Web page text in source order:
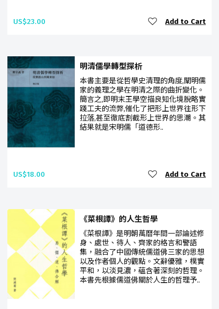
US$23.00 Add to Cart
明清儒學轉型探析
本書主要是從哲學史清理的角度,闡明儒
家的義理之學在明清之際的曲折變化。
簡言之,即明末王學空描良知化境脫略實
踐工夫的流弊,催化了把形上世界往形下
拉落,甚至徹底割截形上世界的思潮。其
結果就是宋明儒「道德形..
US$18.00 Add to Cart
《菜根譚》的人生哲學
《菜根譚》是明朝萬曆年間一部論述修
身、處世、待人、齊家的格言和警語
集，融合了中國傳統儒道佛三家的思想
以及作者個人的觀點。文辭優雅，樸實
平和，以淡見濃，蘊含著深刻的哲理。
本書先根據儒道佛關於人生的哲理予..